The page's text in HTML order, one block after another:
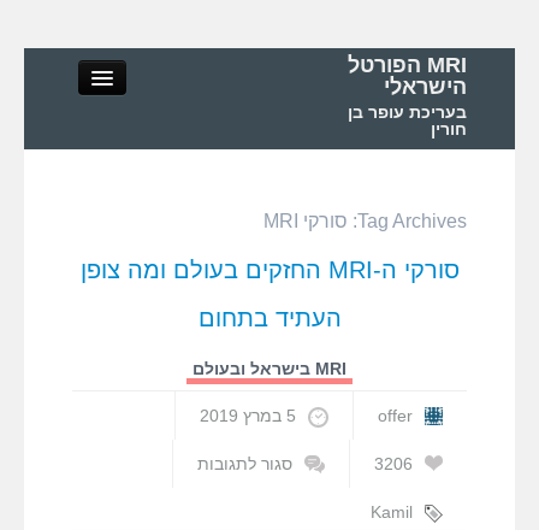
MRI הפורטל
הישראלי
בעריכת עופר בן
חורין
MRI – בדיקות ואפליקציות
Tag Archives: סורקי MRI
סורקי ה-MRI החזקים בעולם ומה צופן
העתיד בתחום
MRI בישראל ובעולם
offer 5 במרץ 2019
3206
סגור לתגובות
Kamil